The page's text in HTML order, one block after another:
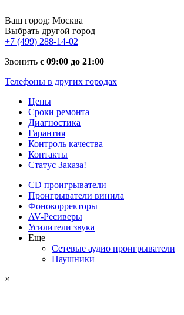
Ваш город: Москва
Выбрать другой город
+7 (499) 288-14-02
Звонить с 09:00 до 21:00
Телефоны в других городах
Цены
Сроки ремонта
Диагностика
Гарантия
Контроль качества
Контакты
Статус Заказа!
CD проигрыватели
Проигрыватели винила
Фонокорректоры
AV-Ресиверы
Усилители звука
Еще
Сетевые аудио проигрыватели
Наушники
×